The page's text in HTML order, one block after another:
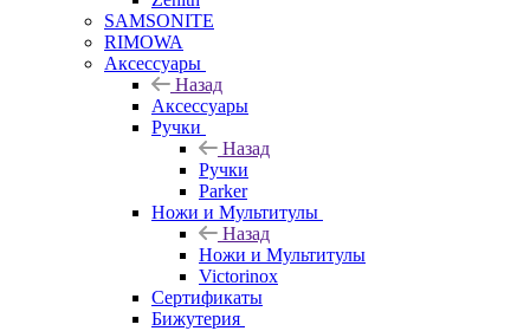
SAMSONITE
RIMOWA
Аксессуары
Назад
Аксессуары
Ручки
Назад
Ручки
Parker
Ножи и Мультитулы
Назад
Ножи и Мультитулы
Victorinox
Сертификаты
Бижутерия